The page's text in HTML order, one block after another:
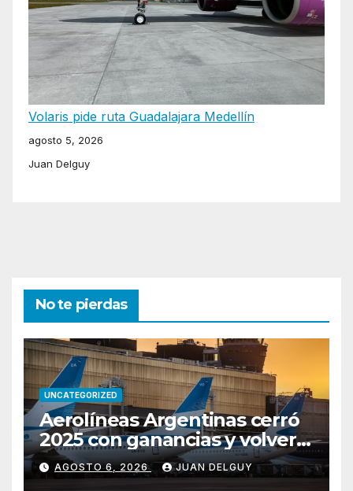
Volaris pide ruta Guadalajara Medellín
agosto 5, 2026
Juan Delguy
No te pierdas
UNCATEGORIZED
Aerolíneas Argentinas cerró
2025 con ganancias y volverá
a pagar impuesto a las
ganancias
AGOSTO 6, 2026 JUAN DELGUY